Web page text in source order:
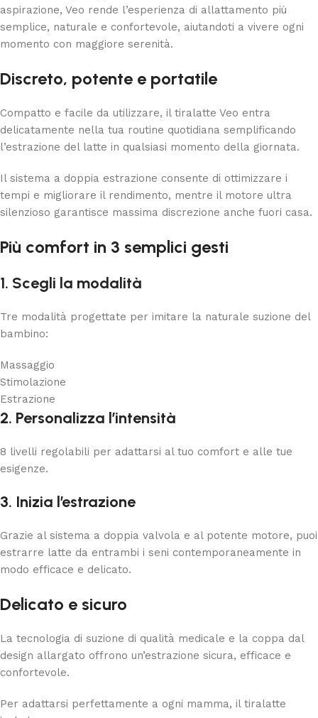
aspirazione, Veo rende l’esperienza di allattamento più
semplice, naturale e confortevole, aiutandoti a vivere ogni
momento con maggiore serenità.
Discreto, potente e portatile
Compatto e facile da utilizzare, il tiralatte Veo entra
delicatamente nella tua routine quotidiana semplificando
l’estrazione del latte in qualsiasi momento della giornata.
Il sistema a doppia estrazione consente di ottimizzare i
tempi e migliorare il rendimento, mentre il motore ultra
silenzioso garantisce massima discrezione anche fuori casa.
Più comfort in 3 semplici gesti
1. Scegli la modalità
Tre modalità progettate per imitare la naturale suzione del
bambino:
Massaggio
Stimolazione
Estrazione
2. Personalizza l’intensità
8 livelli regolabili per adattarsi al tuo comfort e alle tue
esigenze.
3. Inizia l’estrazione
Grazie al sistema a doppia valvola e al potente motore, puoi
estrarre latte da entrambi i seni contemporaneamente in
modo efficace e delicato.
Delicato e sicuro
La tecnologia di suzione di qualità medicale e la coppa dal
design allargato offrono un’estrazione sicura, efficace e
confortevole.
Per adattarsi perfettamente a ogni mamma, il tiralatte